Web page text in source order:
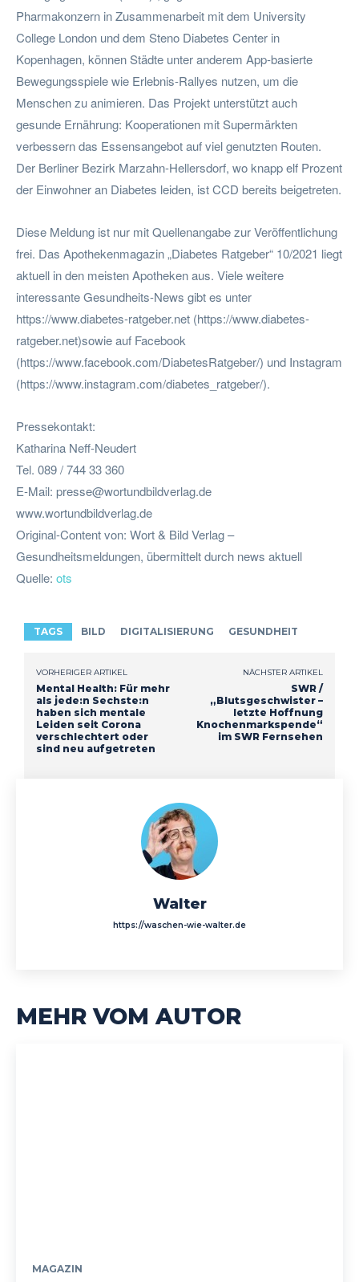
Pharmakonzern in Zusammenarbeit mit dem University
College London und dem Steno Diabetes Center in
Kopenhagen, können Städte unter anderem App-basierte
Bewegungsspiele wie Erlebnis-Rallyes nutzen, um die
Menschen zu animieren. Das Projekt unterstützt auch
gesunde Ernährung: Kooperationen mit Supermärkten
verbessern das Essensangebot auf viel genutzten Routen.
Der Berliner Bezirk Marzahn-Hellersdorf, wo knapp elf Prozent
der Einwohner an Diabetes leiden, ist CCD bereits beigetreten.
Diese Meldung ist nur mit Quellenangabe zur Veröffentlichung
frei. Das Apothekenmagazin „Diabetes Ratgeber“ 10/2021 liegt
aktuell in den meisten Apotheken aus. Viele weitere
interessante Gesundheits-News gibt es unter
https://www.diabetes-ratgeber.net (https://www.diabetes-
ratgeber.net)sowie auf Facebook
(https://www.facebook.com/DiabetesRatgeber/) und Instagram
(https://www.instagram.com/diabetes_ratgeber/).
Pressekontakt:
Katharina Neff-Neudert
Tel. 089 / 744 33 360
E-Mail: presse@wortundbildverlag.de
www.wortundbildverlag.de
Original-Content von: Wort & Bild Verlag –
Gesundheitsmeldungen, übermittelt durch news aktuell
Quelle: ots
TAGS BILD DIGITALISIERUNG GESUNDHEIT
VORHERIGER ARTIKEL
Mental Health: Für mehr
als jede:n Sechste:n
haben sich mentale
Leiden seit Corona
verschlechtert oder
sind neu aufgetreten
NÄCHSTER ARTIKEL
SWR /
„Blutsgeschwister –
letzte Hoffnung
Knochenmarkspende“
im SWR Fernsehen
Walter
https://waschen-wie-walter.de
MEHR VOM AUTOR
MAGAZIN